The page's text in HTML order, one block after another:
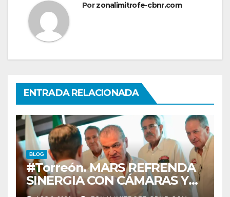
Porzonalimitrofe-cbnr.com
ENTRADA RELACIONADA
BLOG
#Torreón. MARS REFRENDA
SINERGIA CON CÁMARAS Y
ORGANISMOS, EN BENEFICIO